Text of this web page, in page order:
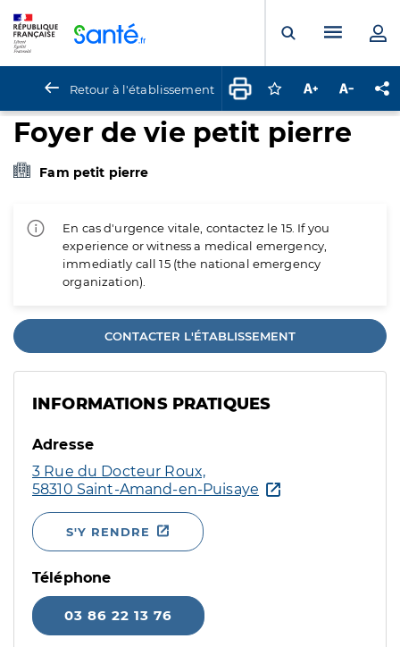
Ouvrir laMenu
Retour à l'établissement Connectez-vous
Augmenter la
Foyer de vie petit pierre
Fam petit pierre
En cas d'urgence vitale, contactez le 15. If you
experience or witness a medical emergency,
immediatly call 15 (the national emergency
organization).
CONTACTER L'ÉTABLISSEMENT
INFORMATIONS PRATIQUES
Adresse
3 Rue du Docteur Roux,
58310 Saint-Amand-en-Puisaye
S'Y RENDRE
Téléphone
03 86 22 13 76